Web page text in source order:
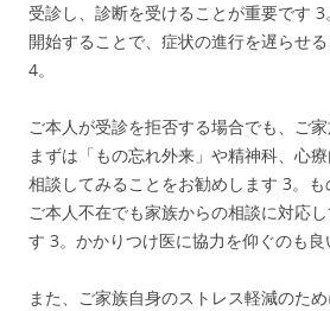
受診し、診断を受けることが重要です 3
開始することで、症状の進行を遅らせ
4。
ご本人が受診を拒否する場合でも、ご家
まずは「もの忘れ外来」や精神科、心
相談してみることをお勧めします 3。も
ご本人不在でも家族からの相談に対応
す 3。かかりつけ医に協力を仰ぐのも良
また、ご家族自身のストレス軽減のた